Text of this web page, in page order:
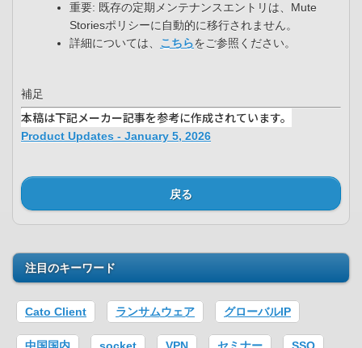
重要: 既存の定期メンテナンスエントリは、Mute
Storiesポリシーに自動的に移行されません。​
詳細については、 こちらをご参照ください。
補足
本稿は下記メーカー記事を参考に作成されています。
Product Updates - January 5, 2026
戻る
注目のキーワード
Cato Client ランサムウェア グローバルIP